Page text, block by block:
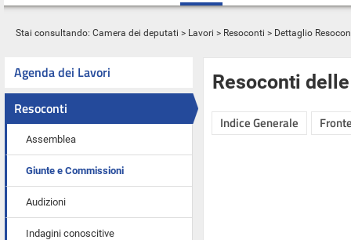
Stai consultando: Camera dei deputati > Lavori > Resoconti > Dettaglio
Agenda dei Lavori
Resoconti
Assemblea
Giunte e Commissioni
Audizioni
Indagini conoscitive
Resoconti
Indice Generale